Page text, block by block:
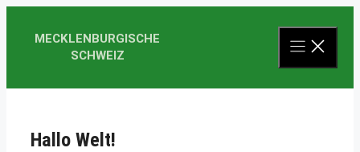
InhaltMECKLENBURGISCHE
SCHWEIZ
Hallo Welt!